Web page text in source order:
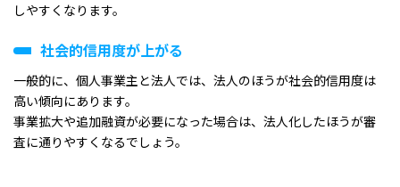
しやすくなります。
社会的信用度が上がる
一般的に、個人事業主と法人では、法人のほうが社会的信用度は
高い傾向にあります。
事業拡大や追加融資が必要になった場合は、法人化したほうが審
査に通りやすくなるでしょう。